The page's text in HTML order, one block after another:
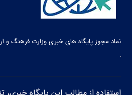
نماد مجوز پایگاه های خبری وزارت فرهنگ و